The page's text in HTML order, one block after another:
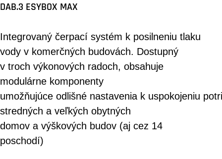
DAB.3 ESYBOX MAX
Integrovaný čerpací systém k posilneniu tlaku
vody v komerčných budovách. Dostupný
v troch výkonových radoch, obsahuje
modulárne komponenty
umožňujúce odlišné nastavenia k uspokojeniu
stredných a veľkých obytných
domov a výškových budov (aj cez 14
poschodí)